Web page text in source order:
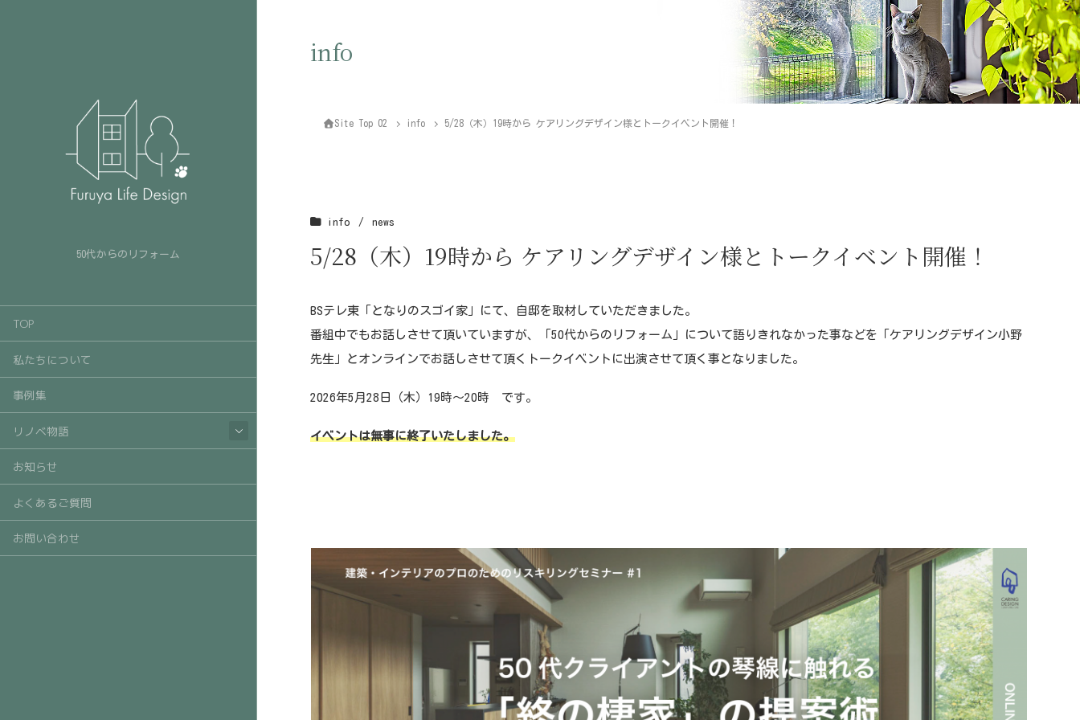
50代からのリフォーム
TOP
私たちについて
事例集
リノベ物語
お知らせ
よくあるご質問
お問い合わせ
info
Site Top 02 info 5/28（木）19時から ケアリングデザイン様とトークイベント開催！
info news
5/28（木）19時から ケアリングデザイン様とトークイベント開催！
BSテレ東「となりのスゴイ家」にて、自邸を取材していただきました。
番組中でもお話しさせて頂いていますが、「50代からのリフォーム」について語りきれなかった事などを「ケアリングデザイン小野
先生」とオンラインでお話しさせて頂くトークイベントに出演させて頂く事となりました。
2026年5月28日（木）19時～20時 です。
イベントは無事に終了いたしました。